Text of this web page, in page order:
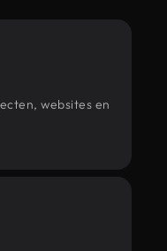
websites en